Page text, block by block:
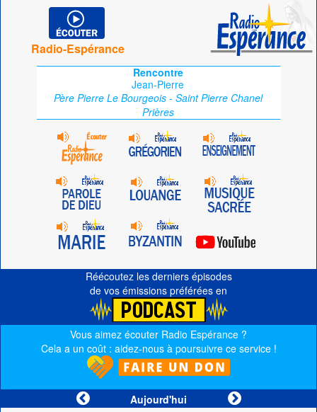
Radio-Espérance
Rencontre
Jean-Pierre
Père Pierre Le Bourgeois - Saint Pierre Chanel
Prières
Réécoutez les derniers épisodes
de vos émissions préférées en
Vous aimez écouter Radio Espérance ?
Cela a un coût : aidez-nous à poursuivre ce service !
Aujourd'hui